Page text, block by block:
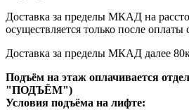
Доставка за пределы МКАД на
осуществляется только после оплаты
Доставка за пределы МКАД далее
Подъём на этаж оплачивается
"ПОДЪЁМ")
Условия подъёма на лифте: